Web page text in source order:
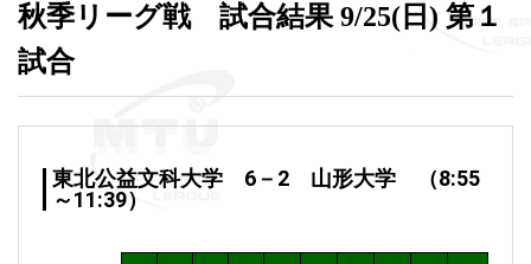
秋季リーグ戦 試合結果 9/25(日) 第１
試合
東北公益文科大学 6－2 山形大学 （8:55
～11:39）